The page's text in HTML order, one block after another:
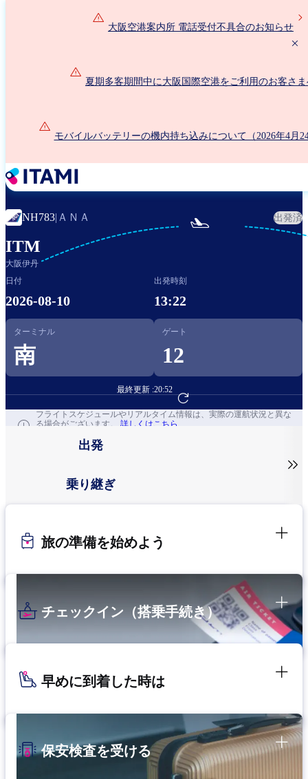
大阪空港案内所 電話受付不具合のお知らせ
夏期多客期間中に大阪国際空港をご利用のお客さ
モバイルバッテリーの機内持ち込みについて（2026年4月
NH783| ＡＮＡ 出発済
ITM
大阪伊丹

日付
2026-08-10
出発時刻
13:22
ターミナル
南
ゲート
12
最終更新 :20:52
フライト予約へ
フライトスケジュールやリアルタイム情報は、実際の運航状況と異な
る場合がございます。 詳しくはこちら
出発
乗り継ぎ

旅の準備を始めよう
チェックイン（搭乗手続き）
早めに到着した時は
保安検査を受ける